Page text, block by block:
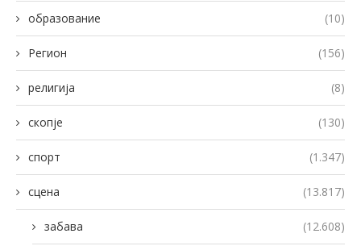
образование (10)
Регион (156)
религија (8)
скопје (130)
спорт (1.347)
сцена (13.817)
забава (12.608)